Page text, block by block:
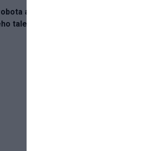
a gól v oslabení! Pozrite si oba
talentu Rychlíka proti USA